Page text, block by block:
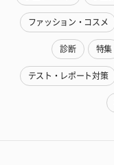
ファッション・コスメ
診断 特集
テスト・レポート対策